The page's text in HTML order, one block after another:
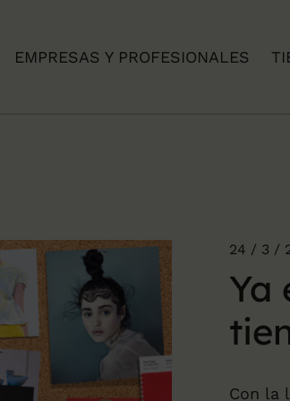
EMPRESAS Y PROFESIONALES
24 / 3 /
Ya
Con la